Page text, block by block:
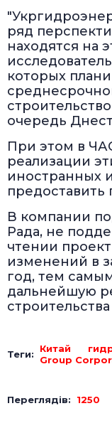
ряд
находятся на
которых
очередь
При этом в
реализации
иностранных
предоставить
В компании
Рада, не
чтении
изменений в
год, тем
дальнейшую
Теги: Китай
Group
Переглядів: 1250